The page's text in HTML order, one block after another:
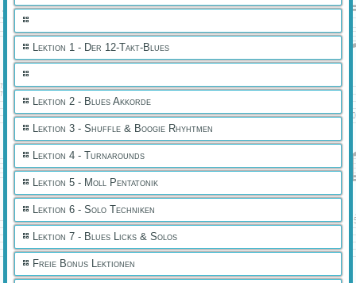
Lektion 1 - Der 12-Takt-Blues
Lektion 2 - Blues Akkorde
Lektion 3 - Shuffle & Boogie Rhyhtmen
Lektion 4 - Turnarounds
Lektion 5 - Moll Pentatonik
Lektion 6 - Solo Techniken
Lektion 7 - Blues Licks & Solos
Freie Bonus Lektionen